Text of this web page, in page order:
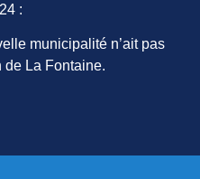
:
municipalité n’ait pas
de La Fontaine.